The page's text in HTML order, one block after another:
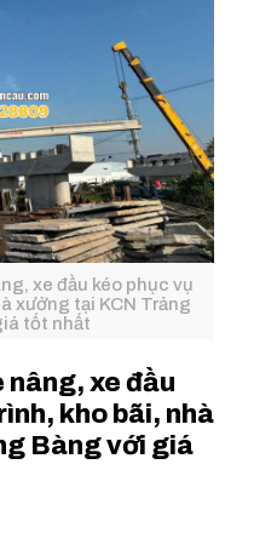
xe đầu kéo phục vụ
xưởng tại KCN Trảng
tốt nhất
nâng, xe đầu
kho bãi, nhà
Bàng với giá